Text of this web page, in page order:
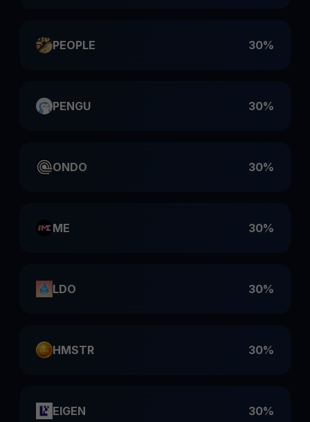
PEOPLE 30%
PENGU 30%
ONDO 30%
ME 30%
LDO 30%
HMSTR 30%
EIGEN 30%